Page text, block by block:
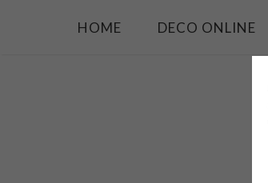
HOME DECO ONLINE